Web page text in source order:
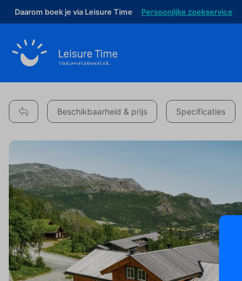
Daarom boek je via Leisure Time Persoonlijke zoekservice
Beschikbaarheid & prijs Specificaties